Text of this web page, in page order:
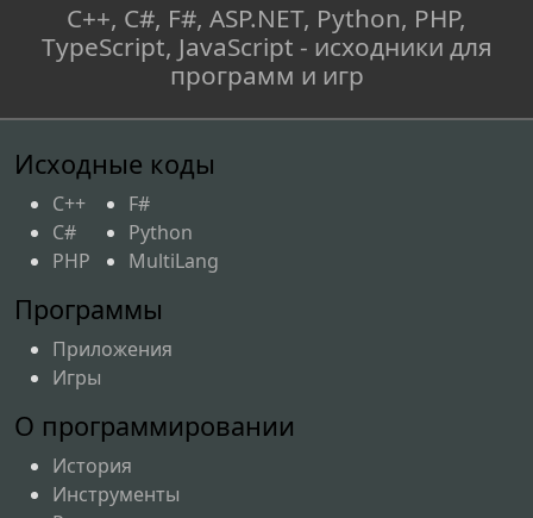
C++, C#, F#, ASP.NET, Python, PHP,
TypeScript, JavaScript - исходники для
программ и игр
Исходные коды
C++
C#
PHP
F#
Python
MultiLang
Программы
Приложения
Игры
О программировании
История
Инструменты